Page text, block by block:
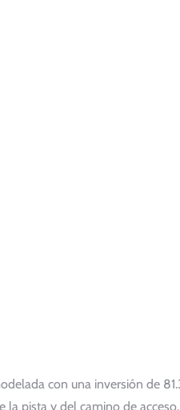
con una inversión de
la pista y del camino de acceso.